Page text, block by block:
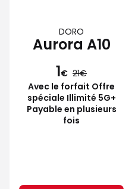
DORO
Aurora A10
1€ 21
Avec le forfait Offre
spéciale Illimité 5G+
Payable en plusieurs
fois